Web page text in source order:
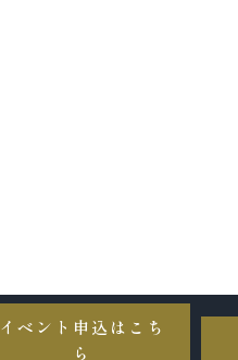
イベント申込はこち
ら